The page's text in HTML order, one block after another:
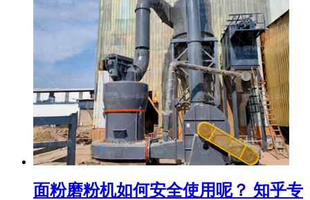
面粉磨粉机如何安全使用呢？ 知乎专